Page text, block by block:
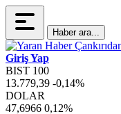
Haber ara...
Giriş Yap
BIST 100
13.779,39 -0,14%
DOLAR
47,6966 0,12%